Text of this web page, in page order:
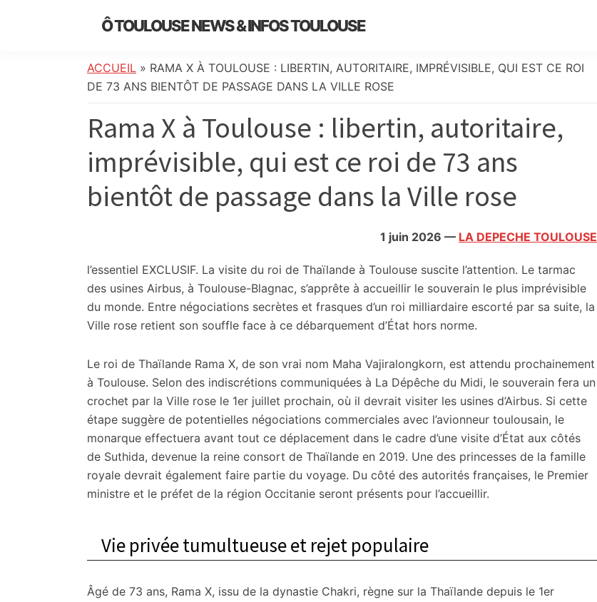
Ô TOULOUSE NEWS & INFOS TOULOUSE
de
l’actualité
info
locale,
société,
culture,
politique,
divers
et
initiatives
citoyennes
ACCUEIL » RAMA X À TOULOUSE : LIBERTIN, AUTORITAIRE, IMPRÉVISIBLE, QUI EST CE ROI
DE 73 ANS BIENTÔT DE PASSAGE DANS LA VILLE ROSE
Rama X à Toulouse : libertin, autoritaire,
imprévisible, qui est ce roi de 73 ans
bientôt de passage dans la Ville rose
1 juin 2026 — LA DEPECHE TOULOUSE
l’essentiel EXCLUSIF. La visite du roi de Thaïlande à Toulouse suscite l’attention. Le tarmac
des usines Airbus, à Toulouse-Blagnac, s’apprête à accueillir le souverain le plus imprévisible
du monde. Entre négociations secrètes et frasques d’un roi milliardaire escorté par sa suite, la
Ville rose retient son souffle face à ce débarquement d’État hors norme.
Le roi de Thaïlande Rama X, de son vrai nom Maha Vajiralongkorn, est attendu prochainement
à Toulouse. Selon des indiscrétions communiquées à La Dépêche du Midi, le souverain fera un
crochet par la Ville rose le 1er juillet prochain, où il devrait visiter les usines d’Airbus. Si cette
étape suggère de potentielles négociations commerciales avec l’avionneur toulousain, le
monarque effectuera avant tout ce déplacement dans le cadre d’une visite d’État aux côtés
de Suthida, devenue la reine consort de Thaïlande en 2019. Une des princesses de la famille
royale devrait également faire partie du voyage. Du côté des autorités françaises, le Premier
ministre et le préfet de la région Occitanie seront présents pour l’accueillir.
Vie privée tumultueuse et rejet populaire
Âgé de 73 ans, Rama X, issu de la dynastie Chakri, règne sur la Thaïlande depuis le 1er